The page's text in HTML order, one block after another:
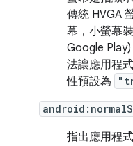
傳統 HVGA
幕，小螢幕
Google
法讓應用程
性預設為
指出應用程